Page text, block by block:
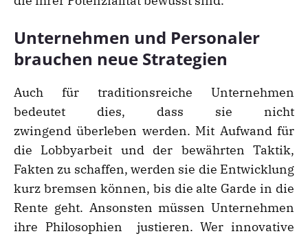
Unternehmen und Personaler
brauchen neue Strategien
Auch für traditionsreiche Unternehmen
bedeutet dies, dass sie nicht
zwingend überleben werden. Mit Aufwand für
die Lobbyarbeit und der bewährten Taktik,
Fakten zu schaffen, werden sie die Entwicklung
kurz bremsen können, bis die alte Garde in die
Rente geht. Ansonsten müssen Unternehmen
ihre Philosophien justieren. Wer innovative